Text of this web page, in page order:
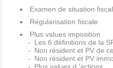
Examen de situation
Régularisation fiscale
Plus values imposition
Les 6 définitions de la
Non résident et PV de
Non résident et PV
Plus values d 'actions